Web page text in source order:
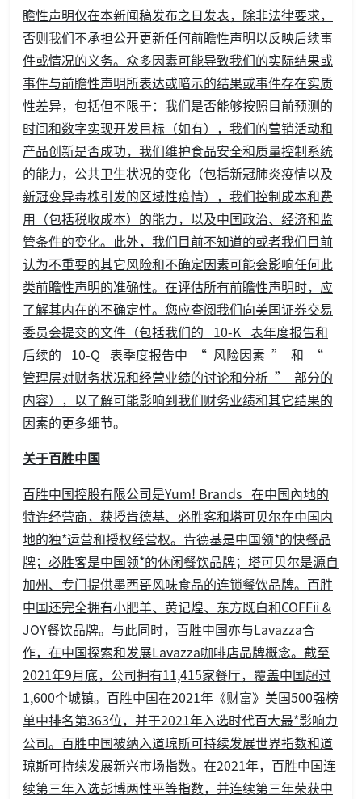
瞻性声明仅在本新闻稿发布之日发表，除非法律要求，
否则我们不承担公开更新任何前瞻性声明以反映后续事
件或情况的义务。众多因素可能导致我们的实际结果或
事件与前瞻性声明所表达或暗示的结果或事件存在实质
性差异，包括但不限于：我们是否能够按照目前预测的
时间和数字实现开发目标（如有），我们的营销活动和
产品创新是否成功，我们维护食品安全和质量控制系统
的能力，公共卫生状况的变化（包括新冠肺炎疫情以及
新冠变异毒株引发的区域性疫情），我们控制成本和费
用（包括税收成本）的能力，以及中国政治、经济和监
管条件的变化。此外，我们目前不知道的或者我们目前
认为不重要的其它风险和不确定因素可能会影响任何此
类前瞻性声明的准确性。在评估所有前瞻性声明时，应
了解其内在的不确定性。您应查阅我们向美国证券交易
委员会提交的文件（包括我们的 10-K 表年度报告和
后续的 10-Q 表季度报告中 “ 风险因素 ” 和 “
管理层对财务状况和经营业绩的讨论和分析 ” 部分的
内容），以了解可能影响到我们财务业绩和其它结果的
因素的更多细节。
关于百胜中国
百胜中国控股有限公司是Yum! Brands 在中国內地的
特许经营商，获授肯德基、必胜客和塔可贝尔在中国内
地的独*运营和授权经营权。肯德基是中国领*的快餐品
牌；必胜客是中国领*的休闲餐饮品牌；塔可贝尔是源自
加州、专门提供墨西哥风味食品的连锁餐饮品牌。百胜
中国还完全拥有小肥羊、黄记煌、东方既白和COFFii &
JOY餐饮品牌。与此同时，百胜中国亦与Lavazza合
作，在中国探索和发展Lavazza咖啡店品牌概念。截至
2021年9月底，公司拥有11,415家餐厅，覆盖中国超过
1,600个城镇。百胜中国在2021年《财富》美国500强榜
单中排名第363位，并于2021年入选时代百大最*影响力
公司。百胜中国被纳入道琼斯可持续发展世界指数和道
琼斯可持续发展新兴市场指数。在2021年，百胜中国连
续第三年入选彭博两性平等指数，并连续第三年荣获中